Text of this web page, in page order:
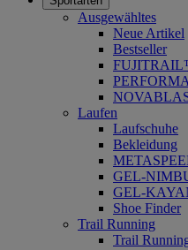
Ausgewähltes
Neue Artikel
Bestseller
Laufen
Laufschuhe
Bekleidung
GEL-
GEL-
Shoe Finder
Trail Running
Trail